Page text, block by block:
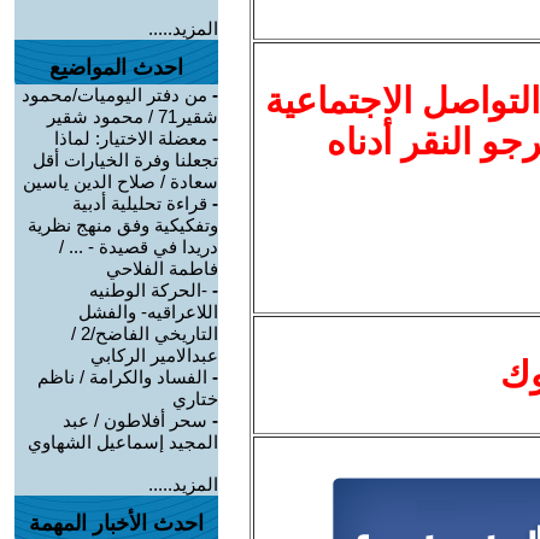
الاجتماعية
النقر أدناه
المزيد.....
احدث المواضيع
- من دفتر اليوميات/محمود
شقير71 / محمود شقير
- معضلة الاختيار: لماذا
تجعلنا وفرة الخيارات أقل
سعادة / صلاح الدين ياسين
- قراءة تحليلية أدبية
وتفكيكية وفق منهج نظرية
دريدا في قصيدة - ... /
فاطمة الفلاحي
- -الحركة الوطنيه
اللاعراقيه- والفشل
التاريخي الفاضح/2 /
عبدالامير الركابي
- الفساد والكرامة / ناظم
ختاري
- سحر أفلاطون / عبد
المجيد إسماعيل الشهاوي
المزيد.....
احدث الأخبار المهمة